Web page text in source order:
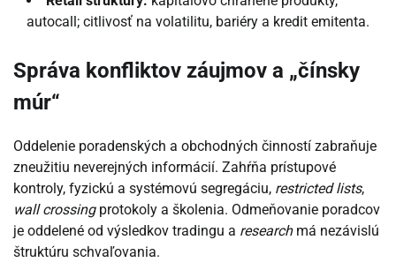
autocall; citlivosť na volatilitu, bariéry a kredit emitenta.
Správa konfliktov záujmov a „čínsky
múr“
Oddelenie poradenských a obchodných činností zabraňuje
zneužitiu neverejných informácií. Zahŕňa prístupové
kontroly, fyzickú a systémovú segregáciu, restricted lists,
wall crossingprotokoly a školenia. Odmeňovanie poradcov
je oddelené od výsledkov tradingu a researchmá nezávislú
štruktúru schvaľovania.